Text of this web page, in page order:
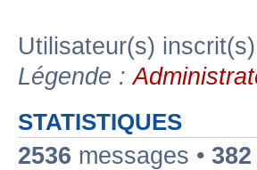
Utilisateur(s)
Légende :
STATISTIQUES
2536 messages • 382